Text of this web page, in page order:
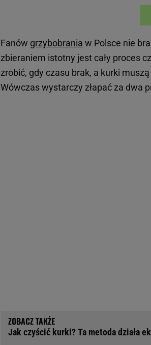
Fanów grzybobrania w Polsce nie
zbieraniem istotny jest cały proces
zrobić, gdy czasu brak, a kurki
Wówczas wystarczy złapać za dwa
Jak czyścić kurki? Ta metoda działa